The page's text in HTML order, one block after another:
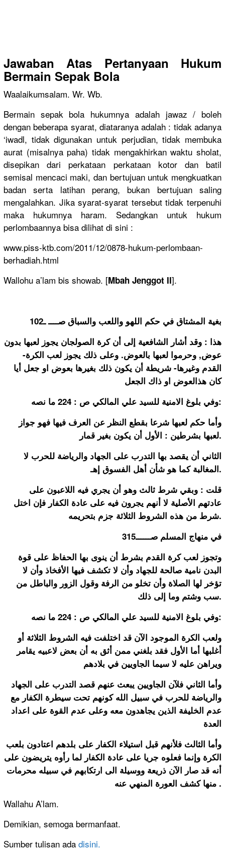
Jawaban Atas Pertanyaan Hukum
Bermain Sepak Bola
Waalaikumsalam. Wr. Wb.
Bermain sepak bola hukumnya adalah jawaz / boleh
dengan beberapa syarat, diataranya adalah : tidak adanya
‘iwadl, tidak digunakan untuk perjudian, tidak membuka
aurat (misalnya paha) tidak mengakhirkan waktu sholat,
disepikan dari perkataan perkataan kotor dan batil
semisal mencaci maki, dan bertujuan untuk mengkuatkan
badan serta latihan perang, bukan bertujuan saling
mengalahkan. Jika syarat-syarat tersebut tidak terpenuhi
maka hukumnya haram. Sedangkan untuk hukum
perlombaannya bisa dilihat di sini :
www.piss-ktb.com/2011/12/0878-hukum-perlombaan-
berhadiah.html
Wallohu a’lam bis showab. [Mbah Jenggot II].
بغية المشتاق في حكم اللهو واللعب والسباق صــــ ـ102
هذا : وقد أشار الشافعية إلى أن كرة الصولجان يجوز لعبها بدون
عوض, وحرموا لعبها بالعوض. وعلى ذلك يجوز لعب الكرة-
القدم وغيرها- شريطة أن يكون ذلك بغيرها بعوض او جعل أيا
كان هذالعوض او ذاك الجعل
وفي بلوغ الامنية للسيد علي المالكي ص : 224 ما نصه:
وأما حكم لعبها شرعا بقطع النظر عن العرف فيها فهو جواز
لعبها بشرطين : الأول أن يكون بغير قمار.
الثاني أن يقصد بها التدرب على الجهاد والرياضة للحرب لا
المغالبة كما هو شأن أهل الفسوق إهـ.
قلت : وبقي شرط ثالث وهو أن يجري فيه اللاعبون على
عادتهم الأصلية لا أنهم يجرون فيه على عادة الكفار فإن اختل
شرط من هذه الشروط الثلاثة جزم بتحريمه.
في منهاج المسلم صــــــ315
وتجوز لعب كرة القدم بشرط أن ينوى بها الحفاظ على قوة
البدن نامية صالحة للجهاد وأن لا تكشف فيها الأفخاذ وأن لا
تؤخر لها الصلاة وأن تخلو من الرفة وقول الزور والباطل من
سب وشتم وما إلى ذلك.
وفي بلوغ الامنية للسيد علي المالكي ص : 224 ما نصه:
ولعب الكرة الموجود الآن قد اختلفت فيه الشروط الثلاثة أو
أغلبها أما الأول فقد بلغني ممن أثق به أن بعض لاعبيه يقامر
ويراهن عليه لا سيما الجاويين في بلادهم
وأما الثاني فلآن الجاويين يبعث عنهم قصد التدرب على الجهاد
والرياضة للحرب في سبيل الله كونهم تحت سيطرة الكفار مع
عدم الخليفة الذين يجاهدون معه وعلى عدم القوة على اعداد
العدة
وأما الثالث فلأنهم قبل استيلاء الكفار على بلدهم اعتادون بلعب
الكرة وإنما فعلوه جريا على عادة الكفار لما رأوه يتريضون على
أنه قد صار الآن ذريعة ووسيلة الى ارتكابهم في سبيله محرمات
منها كشف العورة المنهي عنه .
Wallahu A’lam.
Demikian, semoga bermanfaat.
Sumber tulisan ada disini.